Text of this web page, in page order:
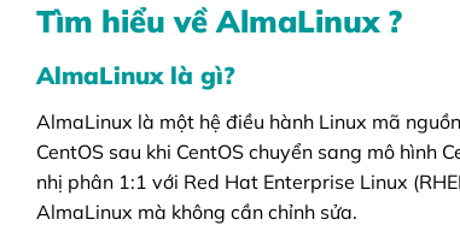
Tìm hiểu về AlmaLinux ?
AlmaLinux là gì?
AlmaLinux là một hệ điều hành Linux mã
CentOS sau khi CentOS chuyển sang mô
nhị phân 1:1 với Red Hat Enterprise Linux
AlmaLinux mà không cần chỉnh sửa.